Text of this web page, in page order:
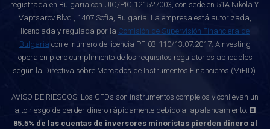
registrada en Bulgaria con UIC/PIC 121527003, con sede en 51A Nikola Y.
Vaptsarov Blvd., 1407 Sofía, Bulgaria. La empresa está autorizada,
licenciada y regulada por la Comisión de Supervisión Financiera de
Bulgaria con el número de licencia РГ-03-110/13.07.2017. Ainvesting
opera en pleno cumplimiento de los requisitos regulatorios aplicables
según la Directiva sobre Mercados de Instrumentos Financieros (MiFID).
AVISO DE RIESGOS: Los CFDs son instrumentos complejos y conllevan un
alto riesgo de perder dinero rápidamente debido al apalancamiento. El
85.5% de las cuentas de inversores minoristas pierden dinero al